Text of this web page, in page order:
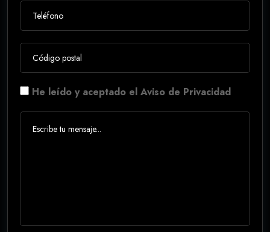
He leído y aceptado el Aviso de Privacidad